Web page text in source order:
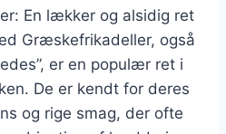
En lækker og alsidig ret
Græskefrikadeller, også
er en populær ret i
De er kendt for deres
og rige smag, der ofte